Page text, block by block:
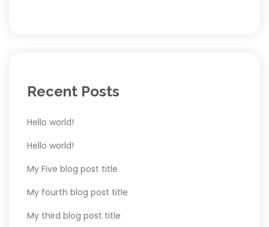
Recent Posts
Hello world!
Hello world!
My Five blog post title
My fourth blog post title
My third blog post title